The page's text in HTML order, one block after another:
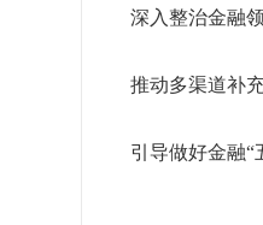
深入整治金融
推动多渠道补
引导做好金融“